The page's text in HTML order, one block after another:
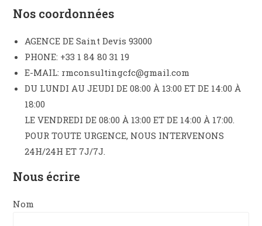
Nos coordonnées
AGENCE DE Saint Devis 93000
PHONE: +33 1 84 80 31 19
E-MAIL: rmconsultingcfc@gmail.com
DU LUNDI AU JEUDI DE 08:00 À 13:00 ET DE 14:00 À
18:00
LE VENDREDI DE 08:00 À 13:00 ET DE 14:00 À 17:00.
POUR TOUTE URGENCE, NOUS INTERVENONS
24H/24H ET 7J/7J.
Nous écrire
Nom